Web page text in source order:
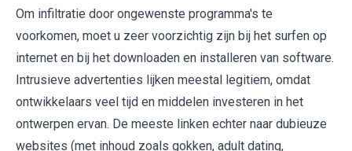
Om infiltratie door ongewenste programma's te
voorkomen, moet u zeer voorzichtig zijn bij het surfen op
internet en bij het downloaden en installeren van software.
Intrusieve advertenties lijken meestal legitiem, omdat
ontwikkelaars veel tijd en middelen investeren in het
ontwerpen ervan. De meeste linken echter naar dubieuze
websites (met inhoud zoals gokken, adult dating,